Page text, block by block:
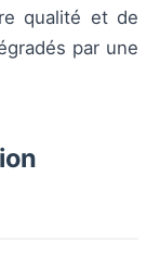
qualité et de
par une